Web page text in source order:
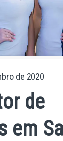
de 2020
de
em